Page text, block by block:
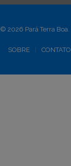
© 2026 Pará Terra Boa.
SOBRE CONTATO